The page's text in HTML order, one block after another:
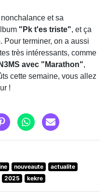
et sa
"Pk t'es triste", et ça
Pour terminer, on a aussi
très intéressants, comme
avec "Marathon",
cette semaine, vous allez
!
nouveaute
actualite
2025 kekre